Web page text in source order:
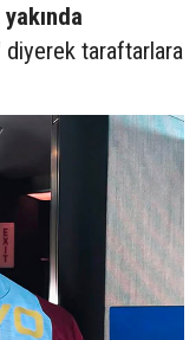
diyerek taraftarlara